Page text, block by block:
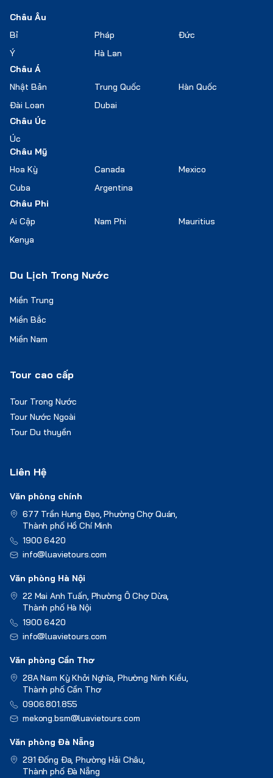
Châu Âu
Bỉ
Pháp
Đức
Ý
Hà Lan
Châu Á
Nhật Bản
Trung Quốc
Hàn Quốc
Đài Loan
Dubai
Châu Úc
Úc
Châu Mỹ
Hoa Kỳ
Canada
Mexico
Cuba
Argentina
Châu Phi
Ai Cập
Nam Phi
Mauritius
Kenya
Du Lịch Trong Nước
Miền Trung
Miền Bắc
Miền Nam
Tour cao cấp
Tour Trong Nước
Tour Nước Ngoài
Tour Du thuyền
Liên Hệ
Văn phòng chính
677 Trần Hưng Đạo, Phường Chợ Quán,
Thành phố Hồ Chí Minh
1900 6420
info@luavietours.com
Văn phòng Hà Nội
22 Mai Anh Tuấn, Phường Ô Chợ Dừa,
Thành phố Hà Nội
1900 6420
info@luavietours.com
Văn phòng Cần Thơ
28A Nam Kỳ Khởi Nghĩa, Phường Ninh Kiều,
Thành phố Cần Thơ
0906.801.855
mekong.bsm@luavietours.com
Văn phòng Đà Nẵng
291 Đống Đa, Phường Hải Châu,
Thành phố Đà Nẵng